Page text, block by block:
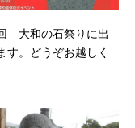
大和の石祭りに出
す。どうぞお越しく